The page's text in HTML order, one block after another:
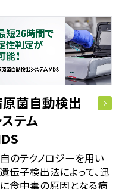
菌自動検出
テム
のテクノロジーを用い
伝子検出法によって、迅
食中毒の原因となる病